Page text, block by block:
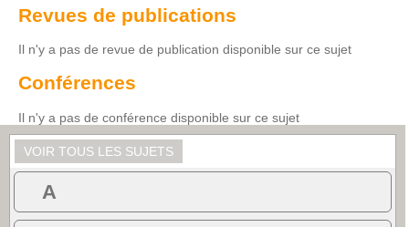
Revues de publications
Il n'y a pas de revue de publication disponible sur ce sujet
Conférences
Il n'y a pas de conférence disponible sur ce sujet
VOIR TOUS LES SUJETS
A